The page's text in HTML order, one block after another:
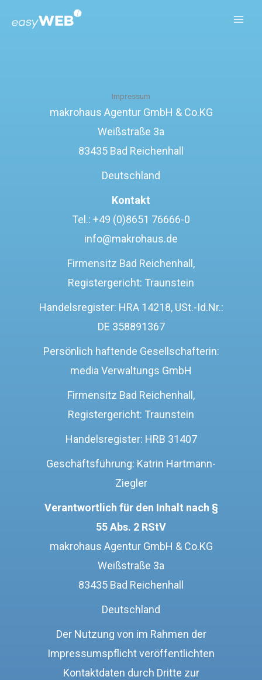
Inhalt
Impressum
makrohaus Agentur GmbH & Co.KG
Weißstraße 3a
83435 Bad Reichenhall
Deutschland
Kontakt
Tel.: +49 (0)8651 76666-0
info@makrohaus.de
Firmensitz Bad Reichenhall,
Registergericht: Traunstein
Handelsregister: HRA 14218, USt.-Id.Nr.:
DE 358891367
Persönlich haftende Gesellschafterin:
media Verwaltungs GmbH
Firmensitz Bad Reichenhall,
Registergericht: Traunstein
Handelsregister: HRB 31407
Geschäftsführung: Katrin Hartmann-
Ziegler
Verantwortlich für den Inhalt nach §
55 Abs. 2 RStV
makrohaus Agentur GmbH & Co.KG
Weißstraße 3a
83435 Bad Reichenhall
Deutschland
Der Nutzung von im Rahmen der
Impressumspflicht veröffentlichten
Kontaktdaten durch Dritte zur